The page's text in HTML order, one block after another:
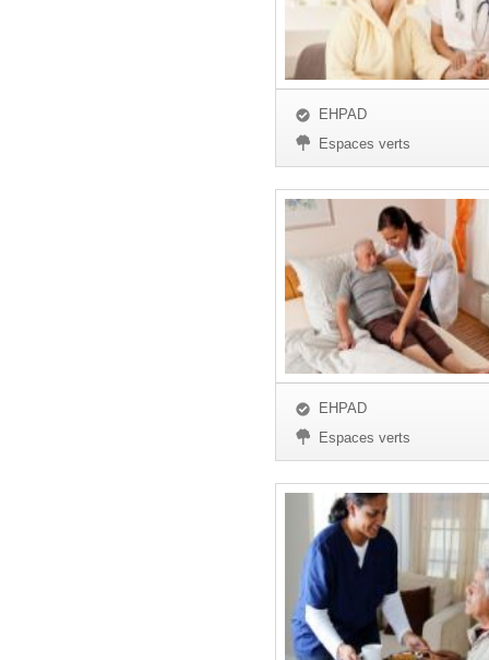
EHPAD
Espaces verts
EHPAD
Espaces verts